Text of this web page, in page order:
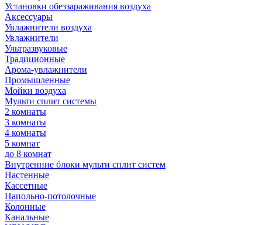
Установки обеззараживания воздуха
Аксессуары
Увлажнители воздуха
Увлажнители
Ультразвуковые
Традиционные
Арома-увлажнители
Промышленные
Мойки воздуха
Мульти сплит системы
2 комнаты
3 комнаты
4 комнаты
5 комнат
до 8 комнат
Внутренние блоки мульти сплит систем
Настенные
Кассетные
Напольно-потолочные
Колонные
Канальные